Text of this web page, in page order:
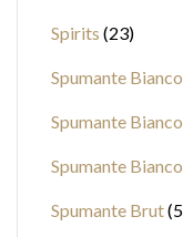
Spirits 23
Spumante Bianco
Spumante
Spumante
Spumante Brut 5